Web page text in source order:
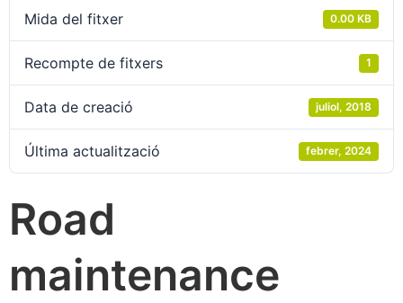
Mida del fitxer 0.00 KB
Recompte de fitxers 1
Data de creació juliol, 2018
Última actualització febrer, 2024
Road
maintenance